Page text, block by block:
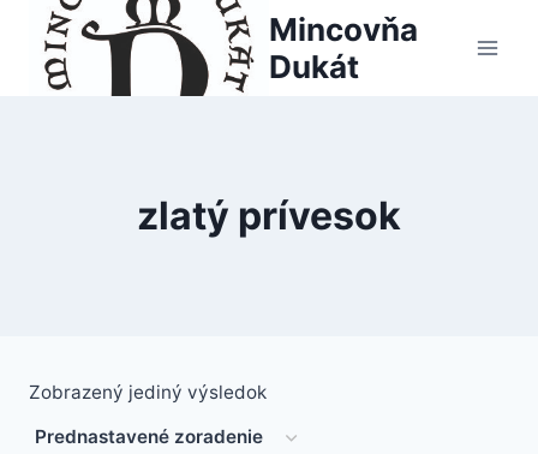
content
Mincovňa
Dukát
zlatý prívesok
Zobrazený jediný výsledok